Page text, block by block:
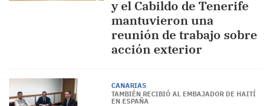
y el Cabildo de Tenerife
mantuvieron una
reunión de trabajo sobre
acción exterior
CANARIAS
TAMBIÉN RECIBIÓ AL EMBAJADOR DE HAITÍ
EN ESPAÑA